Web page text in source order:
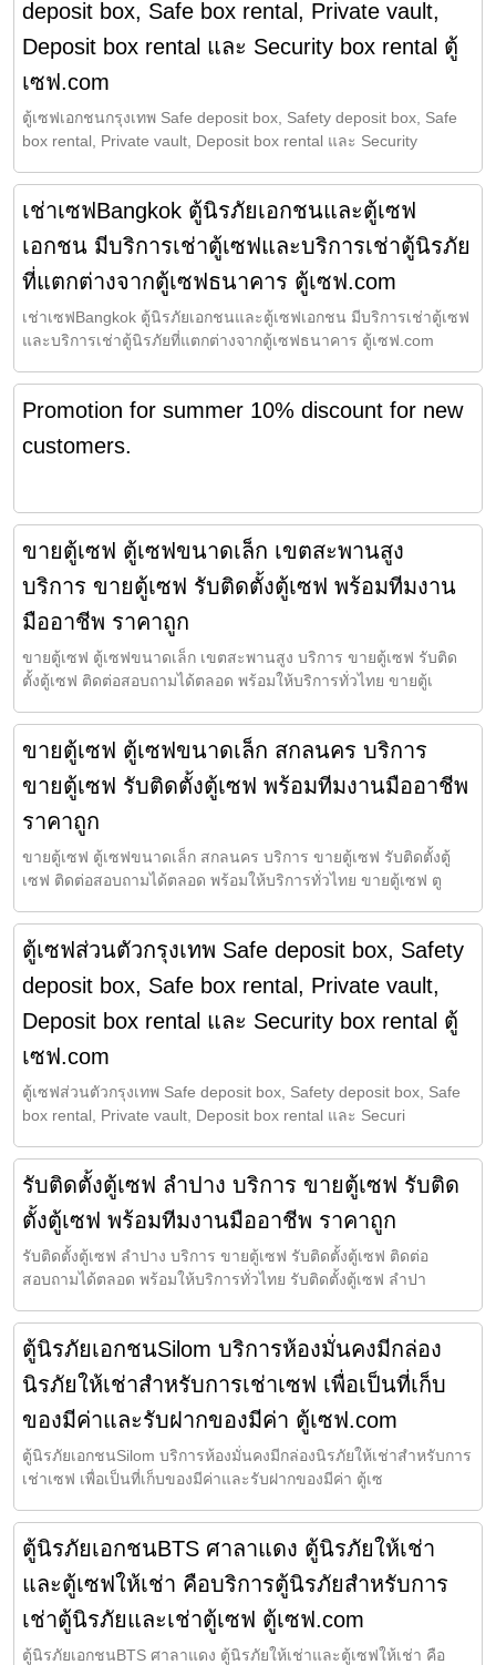
deposit box, Safe box rental, Private vault,
Deposit box rental และ Security box rental ตู้
เซฟ.com
ตู้เซฟเอกชนกรุงเทพ Safe deposit box, Safety deposit box, Safe
box rental, Private vault, Deposit box rental และ Security
เช่าเซฟBangkok ตู้นิรภัยเอกชนและตู้เซฟ
เอกชน มีบริการเช่าตู้เซฟและบริการเช่าตู้นิรภัย
ที่แตกต่างจากตู้เซฟธนาคาร ตู้เซฟ.com
เช่าเซฟBangkok ตู้นิรภัยเอกชนและตู้เซฟเอกชน มีบริการเช่าตู้เซฟ
และบริการเช่าตู้นิรภัยที่แตกต่างจากตู้เซฟธนาคาร ตู้เซฟ.com
Promotion for summer 10% discount for new
customers.
ขายตู้เซฟ ตู้เซฟขนาดเล็ก เขตสะพานสูง
บริการ ขายตู้เซฟ รับติดตั้งตู้เซฟ พร้อมทีมงาน
มืออาชีพ ราคาถูก
ขายตู้เซฟ ตู้เซฟขนาดเล็ก เขตสะพานสูง บริการ ขายตู้เซฟ รับติด
ตั้งตู้เซฟ ติดต่อสอบถามได้ตลอด พร้อมให้บริการทั่วไทย ขายตู้เ
ขายตู้เซฟ ตู้เซฟขนาดเล็ก สกลนคร บริการ
ขายตู้เซฟ รับติดตั้งตู้เซฟ พร้อมทีมงานมืออาชีพ
ราคาถูก
ขายตู้เซฟ ตู้เซฟขนาดเล็ก สกลนคร บริการ ขายตู้เซฟ รับติดตั้งตู้
เซฟ ติดต่อสอบถามได้ตลอด พร้อมให้บริการทั่วไทย ขายตู้เซฟ ตู
ตู้เซฟส่วนตัวกรุงเทพ Safe deposit box, Safety
deposit box, Safe box rental, Private vault,
Deposit box rental และ Security box rental ตู้
เซฟ.com
ตู้เซฟส่วนตัวกรุงเทพ Safe deposit box, Safety deposit box, Safe
box rental, Private vault, Deposit box rental และ Securi
รับติดตั้งตู้เซฟ ลำปาง บริการ ขายตู้เซฟ รับติด
ตั้งตู้เซฟ พร้อมทีมงานมืออาชีพ ราคาถูก
รับติดตั้งตู้เซฟ ลำปาง บริการ ขายตู้เซฟ รับติดตั้งตู้เซฟ ติดต่อ
สอบถามได้ตลอด พร้อมให้บริการทั่วไทย รับติดตั้งตู้เซฟ ลำปา
ตู้นิรภัยเอกชนSilom บริการห้องมั่นคงมีกล่อง
นิรภัยให้เช่าสำหรับการเช่าเซฟ เพื่อเป็นที่เก็บ
ของมีค่าและรับฝากของมีค่า ตู้เซฟ.com
ตู้นิรภัยเอกชนSilom บริการห้องมั่นคงมีกล่องนิรภัยให้เช่าสำหรับการ
เช่าเซฟ เพื่อเป็นที่เก็บของมีค่าและรับฝากของมีค่า ตู้เซ
ตู้นิรภัยเอกชนBTS ศาลาแดง ตู้นิรภัยให้เช่า
และตู้เซฟให้เช่า คือบริการตู้นิรภัยสำหรับการ
เช่าตู้นิรภัยและเช่าตู้เซฟ ตู้เซฟ.com
ตู้นิรภัยเอกชนBTS ศาลาแดง ตู้นิรภัยให้เช่าและตู้เซฟให้เช่า คือ